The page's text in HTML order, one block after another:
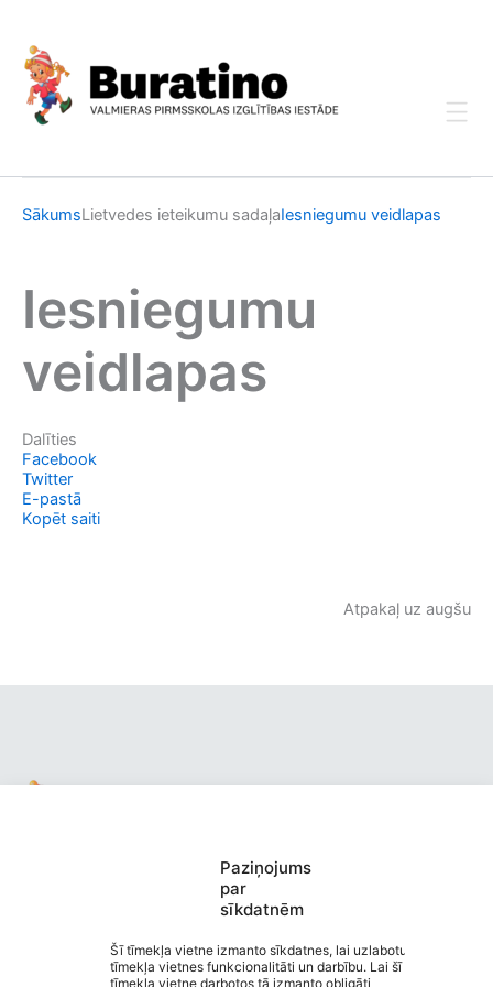
Paziņojums
par
sīkdatnēm
Šī tīmekļa vietne izmanto sīkdatnes, lai uzlabotu
tīmekļa vietnes funkcionalitāti un darbību. Lai šī
tīmekļa vietne darbotos tā izmanto obligāti
content
SākumsLietvedes ieteikumu sadaļaIesniegumu veidlapas
Iesniegumu
veidlapas
Dalīties
Facebook
Twitter
E-pastā
Kopēt saiti
Atpakaļ uz augšu
Valmieras pirmsskolas izglītības
iestāde “Buratino”